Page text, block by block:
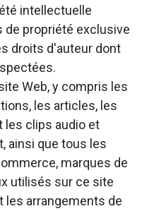
intellectuelle
de propriété exclusive
droits d'auteur dont
Web, y compris les
les articles, les
les clips audio et
ainsi que tous les
marques de
utilisés sur ce site
les arrangements de